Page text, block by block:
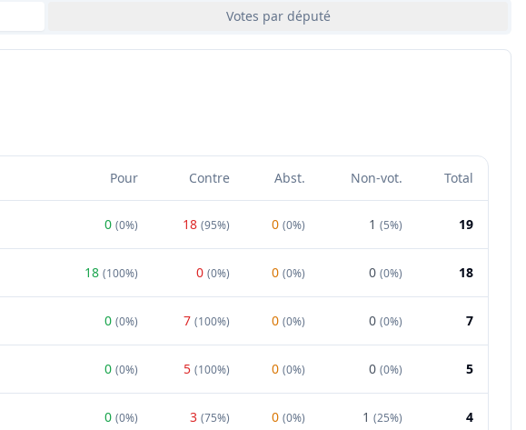
Votes par député
Pour Contre Abst. Non-vot. Total
0 (0%) 18 (95%) 0 (0%) 1 (5%) 19
18 (100%) 0 (0%) 0 (0%) 0 (0%) 18
0 (0%) 7 (100%) 0 (0%) 0 (0%) 7
0 (0%) 5 (100%) 0 (0%) 0 (0%) 5
0 (0%) 3 (75%) 0 (0%) 1 (25%) 4